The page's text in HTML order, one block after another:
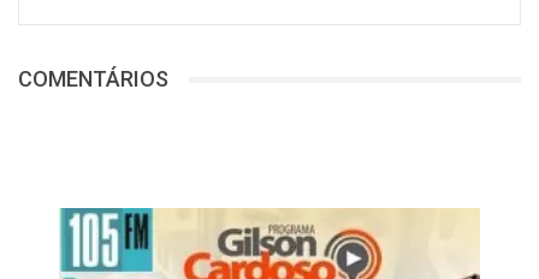
COMENTÁRIOS